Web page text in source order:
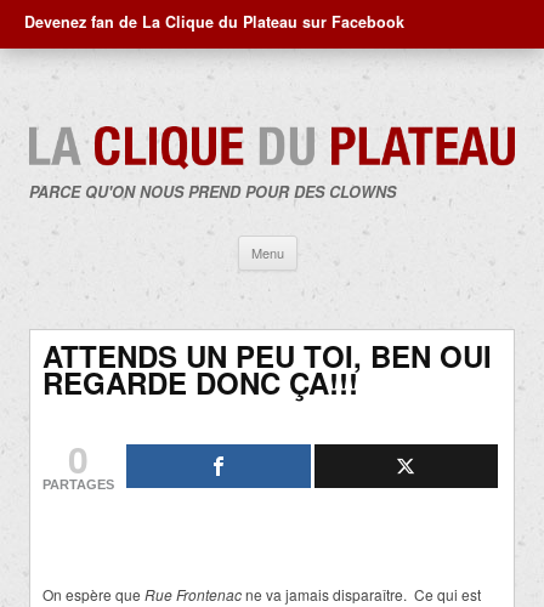
Devenez fan de La Clique du Plateau sur Facebook
PARCE QU'ON NOUS PREND POUR DES CLOWNS
Menu
contenu
ATTENDS UN PEU TOI, BEN OUI
REGARDE DONC ÇA!!!
0
PARTAGES
On espère que Rue Frontenacne va jamais disparaître. Ce qui est